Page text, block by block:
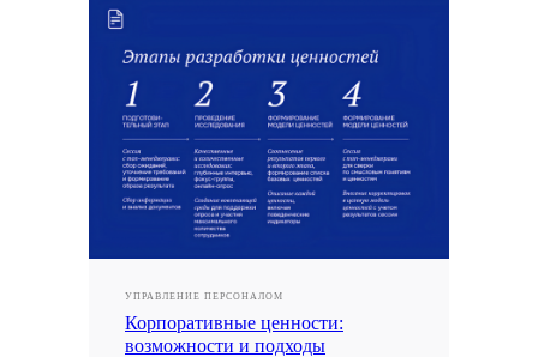
УПРАВЛЕНИЕ ПЕРСОНАЛОМ
Корпоративные ценности:
возможности и подходы
info@bitobe.ru
+7 (812) 677-50-88
Контакты для связи